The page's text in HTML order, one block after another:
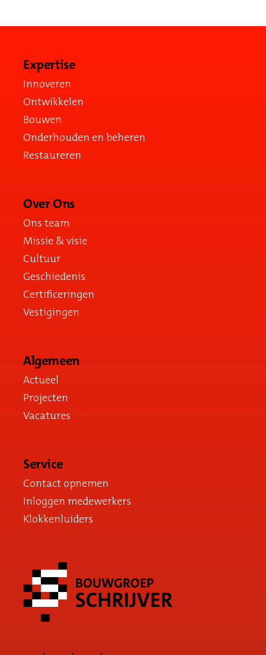
Expertise
Innoveren
Ontwikkelen
Bouwen
Onderhouden en beheren
Restaureren
Over Ons
Ons team
Missie & visie
Cultuur
Geschiedenis
Certificeringen
Vestigingen
Algemeen
Actueel
Projecten
Vacatures
Service
Contact opnemen
Inloggen medewerkers
Klokkenluiders